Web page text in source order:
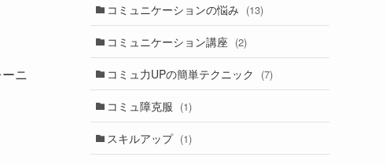
ニ
コミュニケーションの悩み (13)
コミュニケーション講座 (2)
コミュ力UPの簡単テクニック (7)
コミュ障克服 (1)
スキルアップ (1)